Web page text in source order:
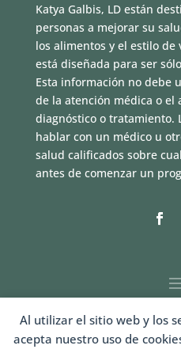
Al utilizar el sitio web y los
acepta nuestro uso de
Katya Galbis, LD están
personas a mejorar su
los alimentos y el estilo
está diseñada para ser
Esta información no debe
de la atención médica o el
diagnóstico o tratamiento.
hablar con un médico u
salud calificados sobre
antes de comenzar un